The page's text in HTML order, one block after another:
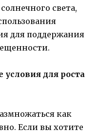
света,
для поддержания
для роста
как
Если вы хотите